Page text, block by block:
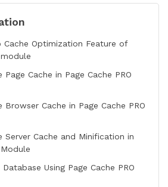
Cache Optimization Feature of
module
Cache in Page Cache PRO
Cache in Page Cache PRO
Server Cache and Minification in
Using Page Cache PRO